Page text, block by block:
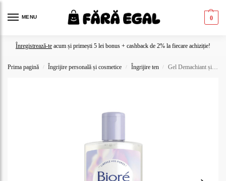
MENU 0
Înregistrează-te acum și primești 5 lei bonus + cashback de 2% la fiecare achiziție!
Prima pagină / Îngrijire personală și cosmetice / Îngrijire ten / Gel Demachiant și Curățare Delicată Biore Hydration & Glow 200 ml